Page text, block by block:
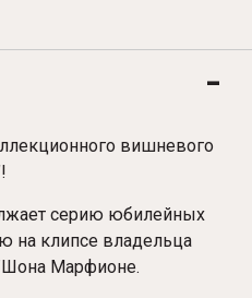
вишневого
серию юбилейных
на клипсе владельца
Марфионе.